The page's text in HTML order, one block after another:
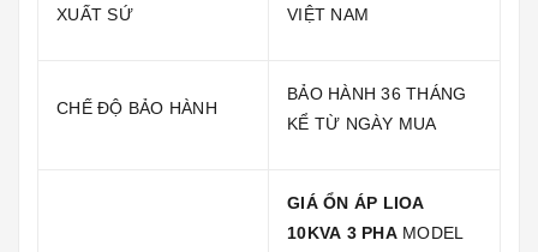
XUẤT SỨ VIỆT NAM
CHẾ ĐỘ BẢO HÀNH
BẢO HÀNH 36 THÁNG
KỂ TỪ NGÀY MUA
GIÁ ỔN ÁP LIOA
10KVA 3 PHAMODEL